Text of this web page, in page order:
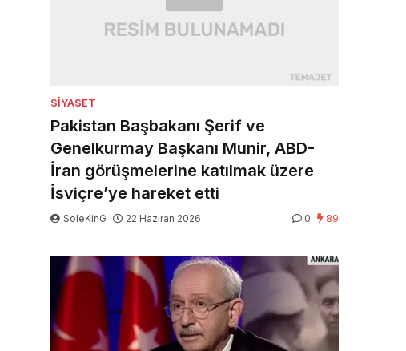
SIYASET
Pakistan Başbakanı Şerif ve
Genelkurmay Başkanı Munir, ABD-
İran görüşmelerine katılmak üzere
İsviçre’ye hareket etti
SoleKinG 22 Haziran 2026 0 89